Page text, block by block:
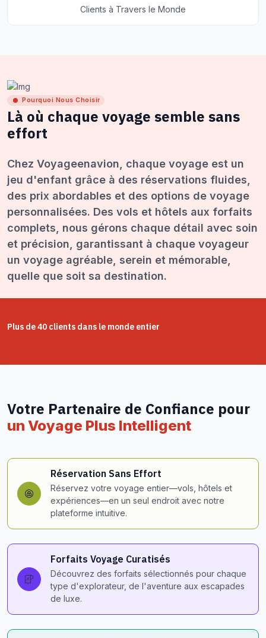
Clients à Travers le Monde
Pourquoi Nous Choisir
Là où chaque voyage semble sans
effort
Chez Voyageenavion, chaque voyage est un
jeu d'enfant grâce à des réservations fluides,
des prix abordables et des options de voyage
personnalisées. Des vols et hôtels aux forfaits
complets, nous gérons chaque détail avec soin
et précision, garantissant à chaque voyageur
un voyage agréable, serein et mémorable,
quelle que soit sa destination.
Plus de 40 clients dans le monde entier
Votre Partenaire de Confiance pour
un Voyage Plus Intelligent
Réservation Sans Effort
Réservez votre voyage entier—vols, hôtels et
expériences—en un seul endroit avec notre
plateforme intuitive.
Forfaits Voyage Curatisés
Découvrez des forfaits sélectionnés pour chaque
type d'explorateur, de l'aventure aux escapades
de luxe.